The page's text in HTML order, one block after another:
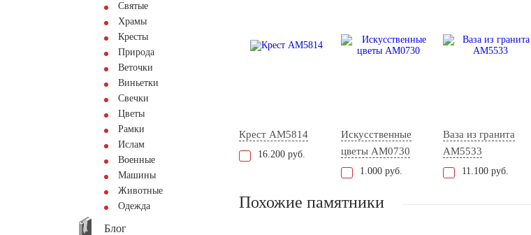
Святые
Храмы
Кресты
Природа
Веточки
Виньетки
Свечки
Цветы
Рамки
Ислам
Военные
Машины
Животные
Одежда
Блог
Крест AM5814
16.200 руб.
Искусственные
цветы AM0730
1.000 руб.
Ваза из гранита
AM5533
11.100 руб.
Похожие памятники